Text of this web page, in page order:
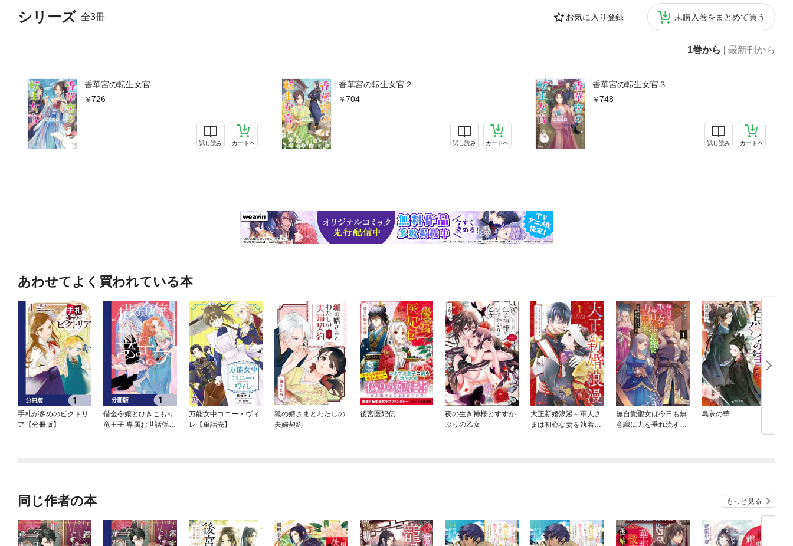
シリーズ 全3冊 お気に入り登録 未購入巻をまとめて買う
1巻から 最新刊から
香華宮の転生女官
726
試し読み カートへ
香華宮の転生女官２
704
試し読み カートへ
香華宮の転生女官３
748
試し読み カートへ
あわせてよく買われている本
手札が多めのビクトリ
ア【分冊版】
借金令嬢とひきこもり
竜王子 専属お世話係は
万能女中コニー・ヴィ
レ【単話売】
狐の婿さまとわたしの
夫婦契約
後宮医妃伝
夜の生き神様とすすか
ぶりの乙女
大正新婚浪漫～軍人さ
まは初心な妻を執着純
無自覚聖女は今日も無
意識に力を垂れ流す
烏衣の華
同じ作者の本 もっと見る